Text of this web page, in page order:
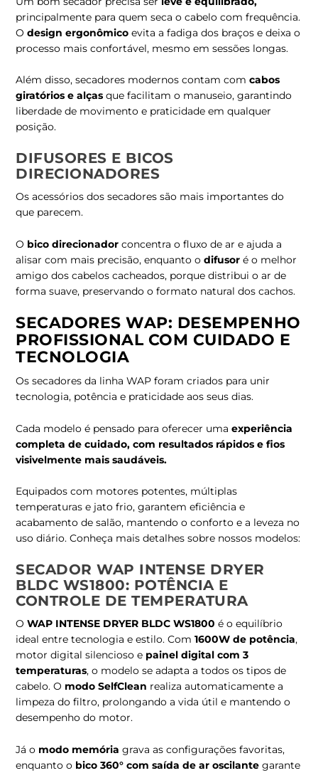
principalmente para quem seca o cabelo com frequência.
Odesign ergonômico evita a fadiga dos braços e deixa o
processo mais confortável, mesmo em sessões longas.
Além disso, secadores modernos contam comcabos
giratórios e alças que facilitam o manuseio, garantindo
liberdade de movimento e praticidade em qualquer
posição.
DIFUSORES E BICOS
DIRECIONADORES
Os acessórios dos secadores são mais importantes do
que parecem.
O bico direcionador concentra o fluxo de ar e ajuda a
alisar com mais precisão, enquanto odifusor é o melhor
amigo dos cabelos cacheados, porque distribui o ar de
forma suave, preservando o formato natural dos cachos.
SECADORES WAP: DESEMPENHO
PROFISSIONAL COM CUIDADO E
TECNOLOGIA
Os secadores da linha WAP foram criados para unir
tecnologia, potência e praticidade aos seus dias.
Cada modelo é pensado para oferecer umaexperiência
completa de cuidado, com resultados rápidos e fios
visivelmente mais saudáveis.
Equipados com motores potentes, múltiplas
temperaturas e jato frio, garantem eficiência e
acabamento de salão, mantendo o conforto e a leveza no
uso diário. Conheça mais detalhes sobre nossos modelos:
SECADOR WAP INTENSE DRYER
BLDC WS1800: POTÊNCIA E
CONTROLE DE TEMPERATURA
OWAP INTENSE DRYER BLDC WS1800 é o equilíbrio
ideal entre tecnologia e estilo. Com1600W de potência,
motor digital silencioso e painel digital com 3
temperaturas, o modelo se adapta a todos os tipos de
cabelo. O modo SelfClean realiza automaticamente a
limpeza do filtro, prolongando a vida útil e mantendo o
desempenho do motor.
Já o modo memória grava as configurações favoritas,
enquanto o bico 360° com saída de ar oscilante garante